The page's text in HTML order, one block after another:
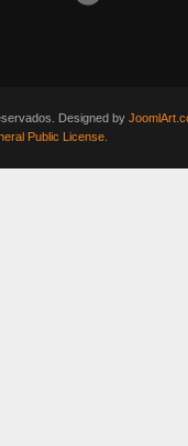
Designed by
Public License.